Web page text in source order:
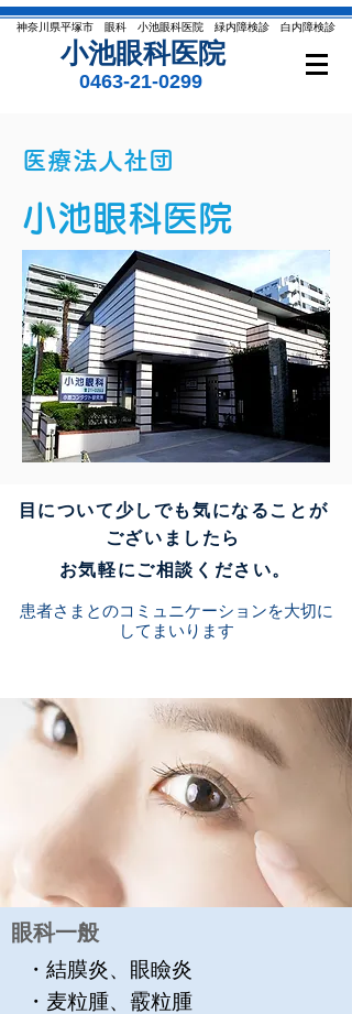
​神奈川県平塚市 眼科 小池眼科医院 緑内障検診 白内障検診
​小池眼科医院
0463-21-0299
医療法人社団
小池眼科医院
目について少しでも気になることが
ございましたら
​お気軽にご相談ください。
患者さまとのコミュニケーションを大切に
してまいります
​眼科一般
・結膜炎、眼瞼炎
・麦粒腫、霰粒腫